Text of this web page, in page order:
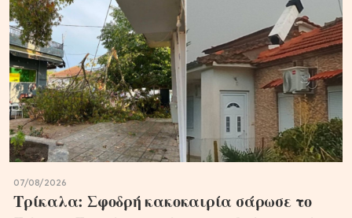
07/08/2026
Τρίκαλα: Σφοδρή κακοκαιρία σάρωσε το